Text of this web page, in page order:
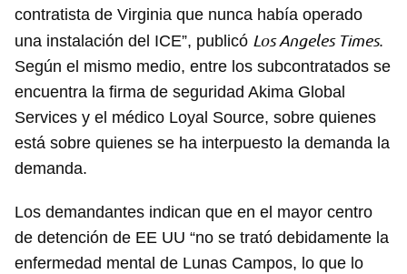
contratista de Virginia que nunca había operado
una instalación del ICE”, publicó Los Angeles Times.
Según el mismo medio, entre los subcontratados se
encuentra la firma de seguridad Akima Global
Services y el médico Loyal Source, sobre quienes
está sobre quienes se ha interpuesto la demanda la
demanda.
Los demandantes indican que en el mayor centro
de detención de EE UU “no se trató debidamente la
enfermedad mental de Lunas Campos, lo que lo